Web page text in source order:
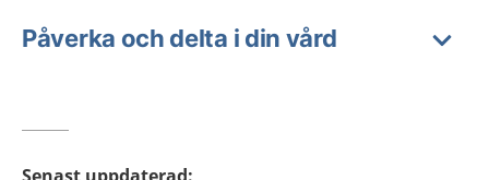
Påverka och delta i din vård